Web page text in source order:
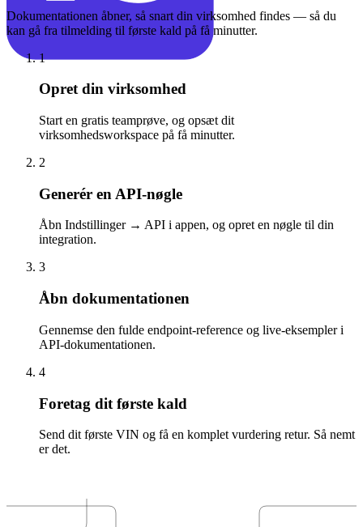
Dokumentationen åbner, så snart din virksomhed findes — så du
kan gå fra tilmelding til første kald på få minutter.
1
Opret din virksomhed
Start en gratis teamprøve, og opsæt dit
virksomhedsworkspace på få minutter.
2
Generér en API-nøgle
Åbn Indstillinger → API i appen, og opret en nøgle til din
integration.
3
Åbn dokumentationen
Gennemse den fulde endpoint-reference og live-eksempler i
API-dokumentationen.
4
Foretag dit første kald
Send dit første VIN og få en komplet vurdering retur. Så nemt
er det.